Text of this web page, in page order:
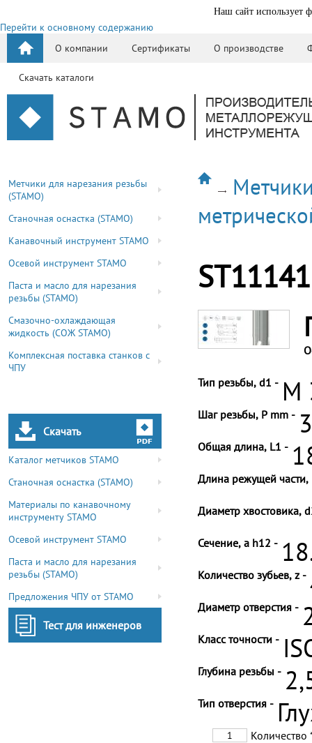
Наш сайт использует
Перейти к основному содержанию
О компании
Сертификаты О производстве
Скачать каталоги
Метчики для нарезания резьбы
(STAMO)
Станочная оснастка (STAMO)
Канавочный инструмент STAMO
Осевой инструмент STAMO
Паста и масло для нарезания
резьбы (STAMO)
Смазочно-охлаждающая
жидкость (СОЖ STAMO)
Комплексная поставка станков с
ЧПУ
Скачать
Каталог метчиков STAMO
Станочная оснастка (STAMO)
Материалы по канавочному
инструменту STAMO
Осевой инструмент STAMO
Паста и масло для нарезания
резьбы (STAMO)
Предложения ЧПУ от STAMO
Тест для инженеров
Тип резьбы, d1 - M
Шаг резьбы, P mm -
Общая длина, L1 -
Длина режущей части,
Диаметр хвостовика,
Сечение, a h12 -
Количество зубьев, z -
Диаметр отверстия -
Класс точности -
Глубина резьбы -
Тип отверстия -
Количество